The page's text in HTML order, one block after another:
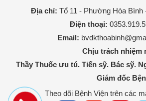
Địa chỉ: Tổ 11 - Phường Hòa Bình
Điện thoại:
Email:
Chịu trách nhiệm
Thầy Thuốc ưu tú. Tiến sỹ. Bác sỹ.
Giám đốc Bệnh
Theo dõi Bệnh Viện trên các